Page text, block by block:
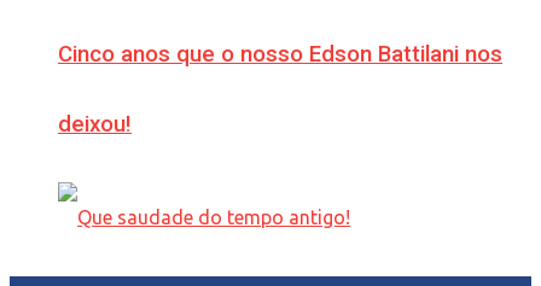
Cinco anos que o nosso Edson Battilani nos
deixou!